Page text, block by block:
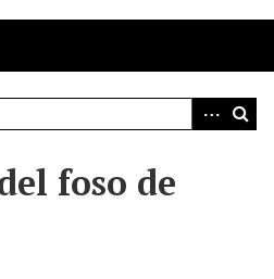
foso de